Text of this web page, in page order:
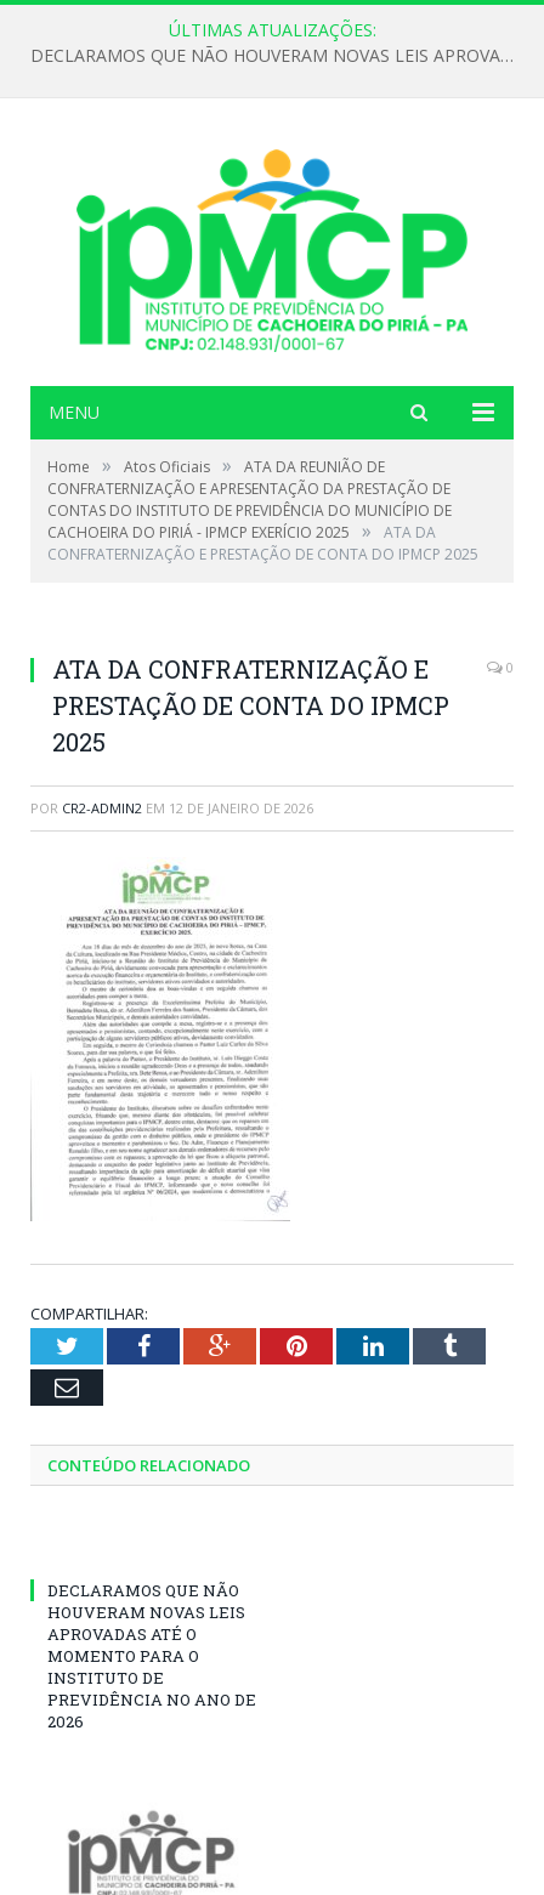
ÚLTIMAS ATUALIZAÇÕES:
DECLARAMOS QUE NÃO HOUVERAM NOVAS LEIS APROVADAS ATÉ O MOMENTO PARA O INSTITUTO DE PREVIDÊNCIA NO ANO DE 2026
MENU
Home » Atos Oficiais »
ATA DA REUNIÃO DE
CONFRATERNIZAÇÃO E APRESENTAÇÃO DA PRESTAÇÃO DE
CONTAS DO INSTITUTO DE PREVIDÊNCIA DO MUNICÍPIO DE
CACHOEIRA DO PIRIÁ - IPMCP EXERÍCIO 2025
»
ATA DA
CONFRATERNIZAÇÃO E PRESTAÇÃO DE CONTA DO IPMCP 2025
ATA DA CONFRATERNIZAÇÃO E
PRESTAÇÃO DE CONTA DO IPMCP
2025
0
POR CR2-ADMIN2 EM 12 DE JANEIRO DE 2026
COMPARTILHAR:
TwitterFacebookGoogle+PinterestLinkedInTumblr
Email
CONTEÚDO RELACIONADO
DECLARAMOS QUE NÃO
HOUVERAM NOVAS LEIS
APROVADAS ATÉ O
MOMENTO PARA O
INSTITUTO DE
PREVIDÊNCIA NO ANO DE
2026